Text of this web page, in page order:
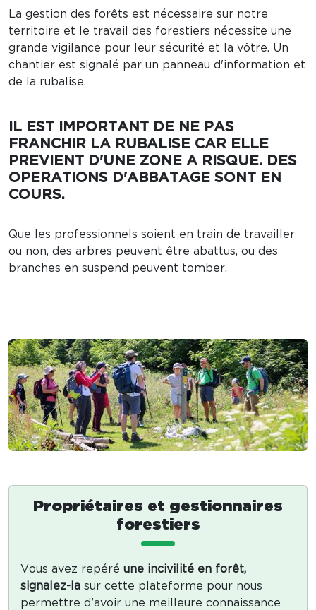
La gestion des forêts est nécessaire sur notre
territoire et le travail des forestiers nécessite une
grande vigilance pour leur sécurité et la vôtre. Un
chantier est signalé par un panneau d'information et
de la rubalise.
IL EST IMPORTANT DE NE PAS
FRANCHIR LA RUBALISE CAR ELLE
PREVIENT D'UNE ZONE A RISQUE. DES
OPERATIONS D'ABBATAGE SONT EN
COURS.
Que les professionnels soient en train de travailler
ou non, des arbres peuvent être abattus, ou des
branches en suspend peuvent tomber.
Propriétaires et gestionnaires
forestiers
Vous avez repéré une incivilité en forêt,
signalez-la sur cette plateforme pour nous
permettre d’avoir une meilleure connaissance